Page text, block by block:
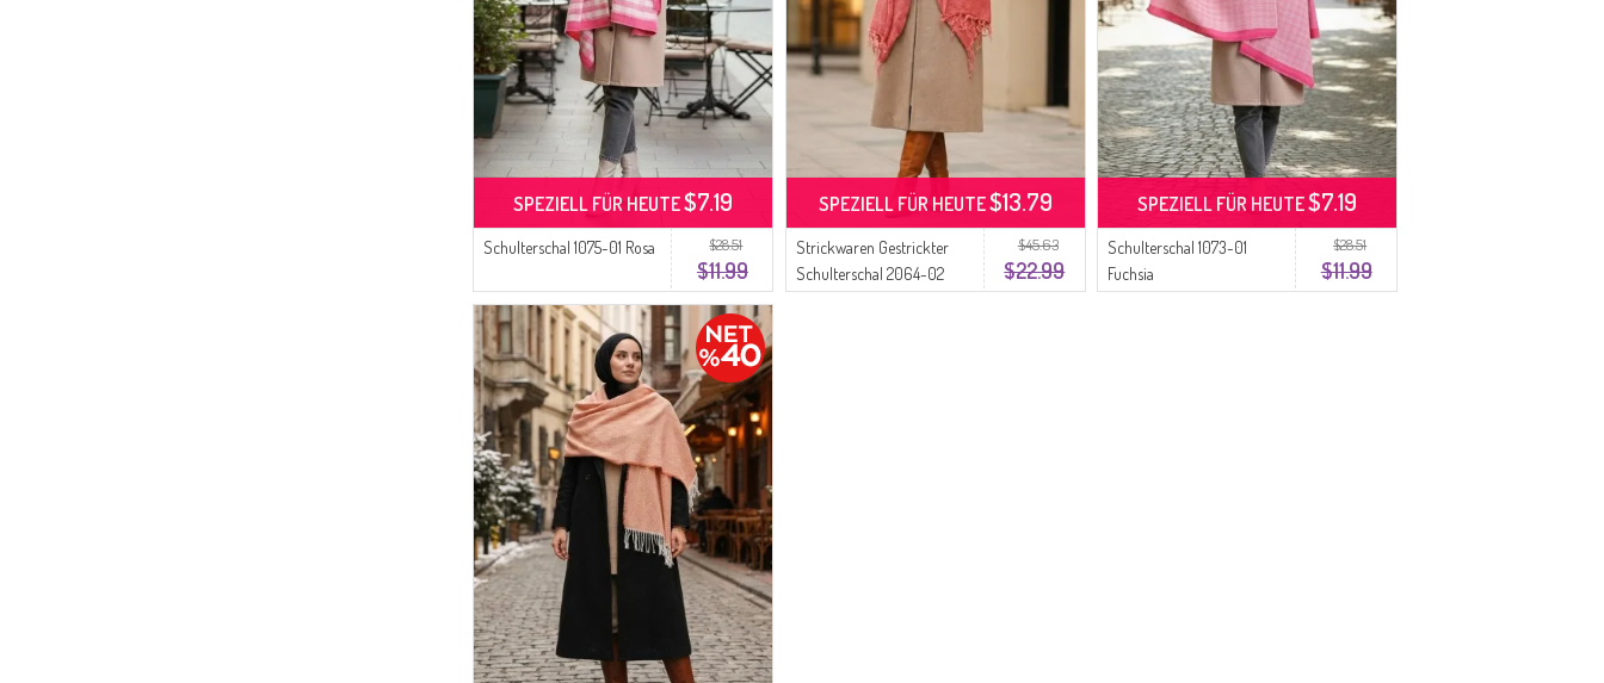
$28.51
$11.99
Schulterschal 1075-01 Rosa
SPEZIELL FÜR HEUTE$7.19
$45.63
$22.99
Strickwaren Gestrickter
Schulterschal 2064-02
SPEZIELL FÜR HEUTE$13.79
$28.51
$11.99
Schulterschal 1073-01
Fuchsia
SPEZIELL FÜR HEUTE$7.19